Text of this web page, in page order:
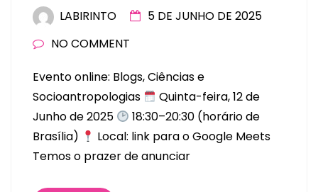
LABIRINTO
5 DE JUNHO DE 2025
NO COMMENT
Evento online: Blogs, Ciências e
Socioantropologias
Quinta-feira, 12 de
Junho de 2025
18:30–20:30 (horário de
Brasília)
Local: link para o Google Meets
Temos o prazer de anunciar